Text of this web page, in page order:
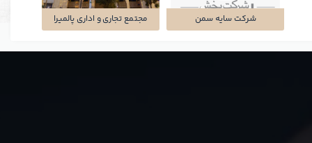
مجتمع تجاری و اداری پالمیرا شرکت سایه سمن